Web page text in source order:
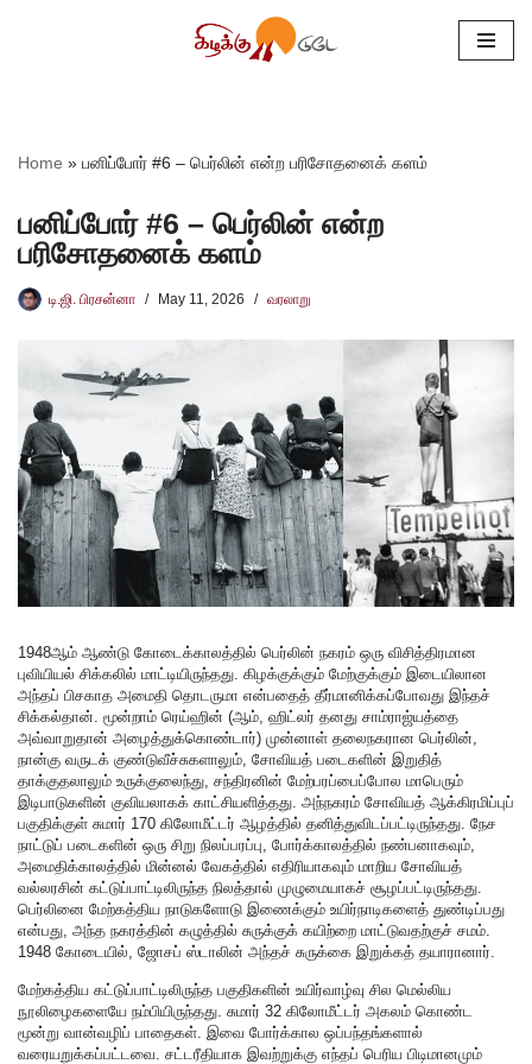
Home » பனிப்போர் #6 – பெர்லின் என்ற பரிசோதனைக் களம்
பனிப்போர் #6 – பெர்லின் என்ற
பரிசோதனைக் களம்
டி.ஜி. பிரசன்னா May 11, 2026 வரலாறு
1948ஆம் ஆண்டு கோடைக்காலத்தில் பெர்லின் நகரம் ஒரு விசித்திரமான
புவியியல் சிக்கலில் மாட்டியிருந்தது. கிழக்குக்கும் மேற்குக்கும் இடையிலான
அந்தப் பிசகாத அமைதி தொடருமா என்பதைத் தீர்மானிக்கப்போவது இந்தச்
சிக்கல்தான். மூன்றாம் ரெய்ஹின் (ஆம், ஹிட்லர் தனது சாம்ராஜ்யத்தை
அவ்வாறுதான் அழைத்துக்கொண்டார்) முன்னாள் தலைநகரான பெர்லின்,
நான்கு வருடக் குண்டுவீச்சுகளாலும், சோவியத் படைகளின் இறுதித்
தாக்குதலாலும் உருக்குலைந்து, சந்திரனின் மேற்பரப்பைப்போல மாபெரும்
இடிபாடுகளின் குவியலாகக் காட்சியளித்தது. அந்நகரம் சோவியத் ஆக்கிரமிப்புப்
பகுதிக்குள் சுமார் 170 கிலோமீட்டர் ஆழத்தில் தனித்துவிடப்பட்டிருந்தது. நேச
நாட்டுப் படைகளின் ஒரு சிறு நிலப்பரப்பு, போர்க்காலத்தில் நண்பனாகவும்,
அமைதிக்காலத்தில் மின்னல் வேகத்தில் எதிரியாகவும் மாறிய சோவியத்
வல்லரசின் கட்டுப்பாட்டிலிருந்த நிலத்தால் முழுமையாகச் சூழப்பட்டிருந்தது.
பெர்லினை மேற்கத்திய நாடுகளோடு இணைக்கும் உயிர்நாடிகளைத் துண்டிப்பது
என்பது, அந்த நகரத்தின் கழுத்தில் சுருக்குக் கயிற்றை மாட்டுவதற்குச் சமம்.
1948 கோடையில், ஜோசப் ஸ்டாலின் அந்தச் சுருக்கை இறுக்கத் தயாரானார்.
மேற்கத்திய கட்டுப்பாட்டிலிருந்த பகுதிகளின் உயிர்வாழ்வு சில மெல்லிய
நூலிழைகளையே நம்பியிருந்தது. சுமார் 32 கிலோமீட்டர் அகலம் கொண்ட
மூன்று வான்வழிப் பாதைகள். இவை போர்க்கால ஒப்பந்தங்களால்
வரையறுக்கப்பட்டவை. சட்டரீதியாக இவற்றுக்கு எந்தப் பெரிய பிடிமானமும்